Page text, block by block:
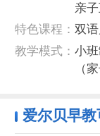
亲
特色课程： 双
‌教学模式‌： 小
（
爱尔贝早教